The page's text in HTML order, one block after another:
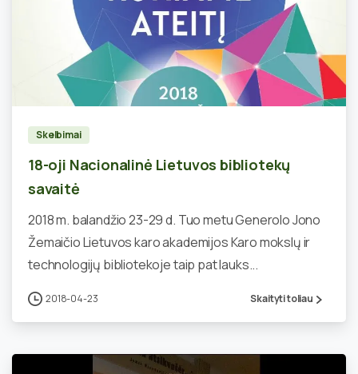
Skelbimai
18-oji Nacionalinė Lietuvos bibliotekų
savaitė
2018 m. balandžio 23-29 d. Tuo metu Generolo Jono
Žemaičio Lietuvos karo akademijos Karo mokslų ir
technologijų bibliotekoje taip pat lauks...
2018-04-23 Skaityti toliau